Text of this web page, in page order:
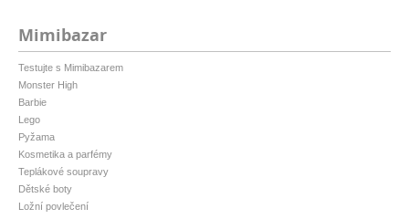
Mimibazar
Testujte s Mimibazarem
Monster High
Barbie
Lego
Pyžama
Kosmetika a parfémy
Teplákové soupravy
Dětské boty
Ložní povlečení